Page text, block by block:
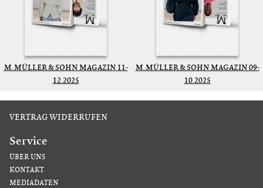
M. MÜLLER & SOHN MAGAZIN 11-
12.2025
M. MÜLLER & SOHN MAGAZIN 09-
10.2025
VERTRAG WIDERRUFEN
Service
ÜBER UNS
KONTAKT
MEDIADATEN